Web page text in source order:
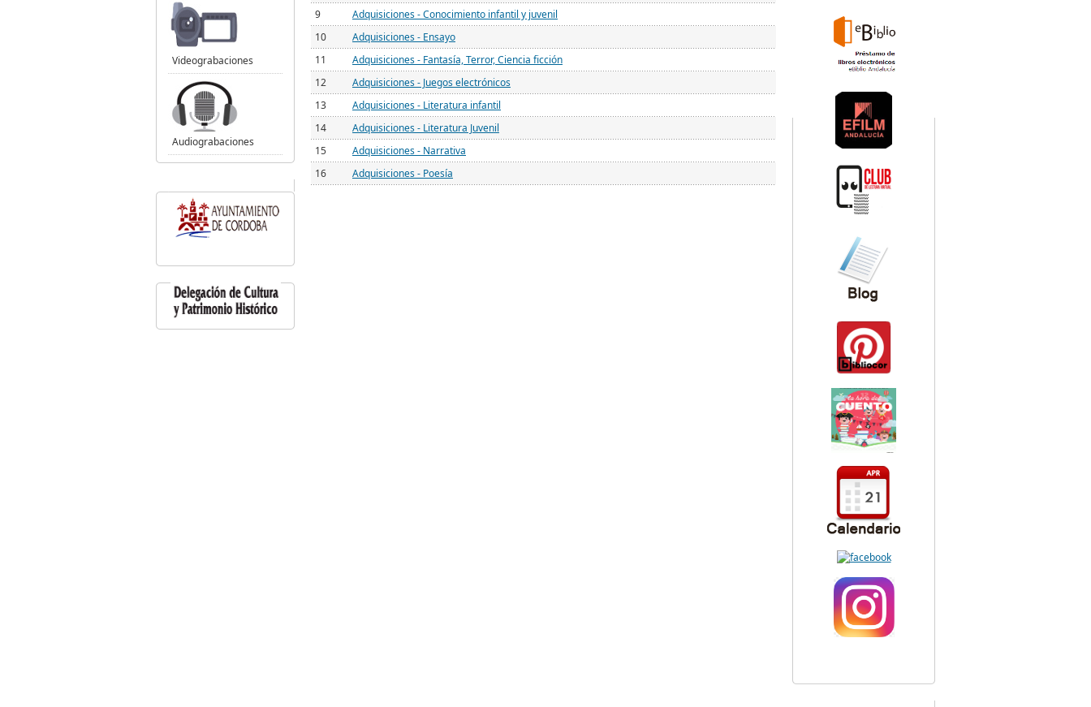
9
Adquisiciones - Conocimiento infantil y juvenil
10
Adquisiciones - Ensayo
11
Adquisiciones - Fantasía, Terror, Ciencia ficción
12
Adquisiciones - Juegos electrónicos
13
Adquisiciones - Literatura infantil
14
Adquisiciones - Literatura Juvenil
15
Adquisiciones - Narrativa
16
Adquisiciones - Poesía
Videograbaciones
Audiograbaciones